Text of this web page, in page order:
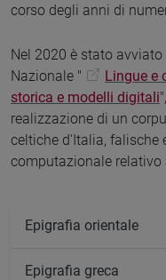
corso degli anni di
Nel 2020 è stato
Nazionale "
Lingue e
storica e modelli digitali
realizzazione di un
celtiche d'Italia, falische
computazionale relativo
Epigrafia orientale
Epigrafia greca